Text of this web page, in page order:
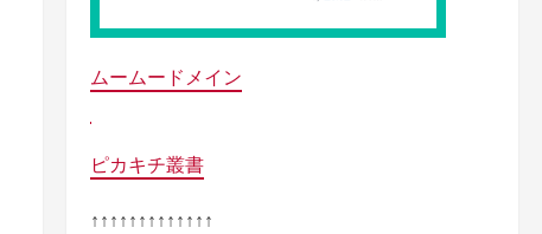
ムームードメイン
ピカキチ叢書
↑↑↑↑↑↑↑↑↑↑↑↑↑